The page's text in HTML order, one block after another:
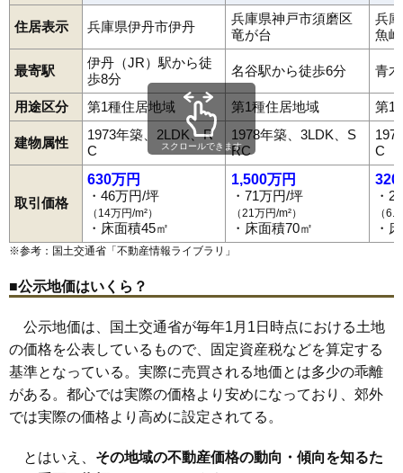
相場 2,770万円～2,970万円
(27.7万円/㎡~29.7万円/㎡)
マンションナビで
無料一括査定をする
住居表示 兵庫県伊丹市伊丹
兵庫県神戸市須磨区
竜が台
兵
魚
最寄駅
伊丹（JR）駅から徒
歩8分
名谷駅から徒歩6分 青
用途区分 第1種住居地域 第1種住居地域 第1
建物属性
1973年築、2LDK、R
C
1978年築、3LDK、S
RC
C
取引価格
630万円
・46万円/坪
（14万円/m²）
・床面積45㎡
1,500万円
・71万円/坪
（21万円/m²）
・床面積70㎡
320
・
（
・
スクロールできます
※参考：国土交通省「 不動産情報ライブラリ 」
■公示地価はいくら？
公示地価は、国土交通省が毎年1月1日時点における土地
の価格を公表しているもので、固定資産税などを算定する
基準となっている。実際に売買される地価とは多少の乖離
がある。都心では実際の価格より安めになっており、郊外
では実際の価格より高めに設定されてる。
とはいえ、 その地域の不動産価格の動向・傾向を知るた